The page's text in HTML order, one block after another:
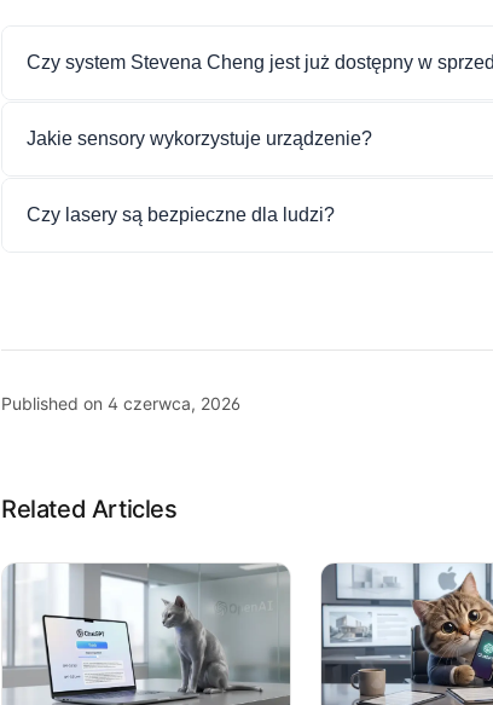
Czy system Stevena Cheng jest już dostępny w
Jakie sensory wykorzystuje urządzenie?
Czy lasery są bezpieczne dla ludzi?
Published on 4 czerwca, 2026
Related Articles